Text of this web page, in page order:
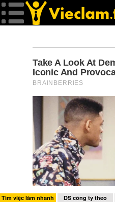
Tìm việc làm nhanh
DS công ty theo